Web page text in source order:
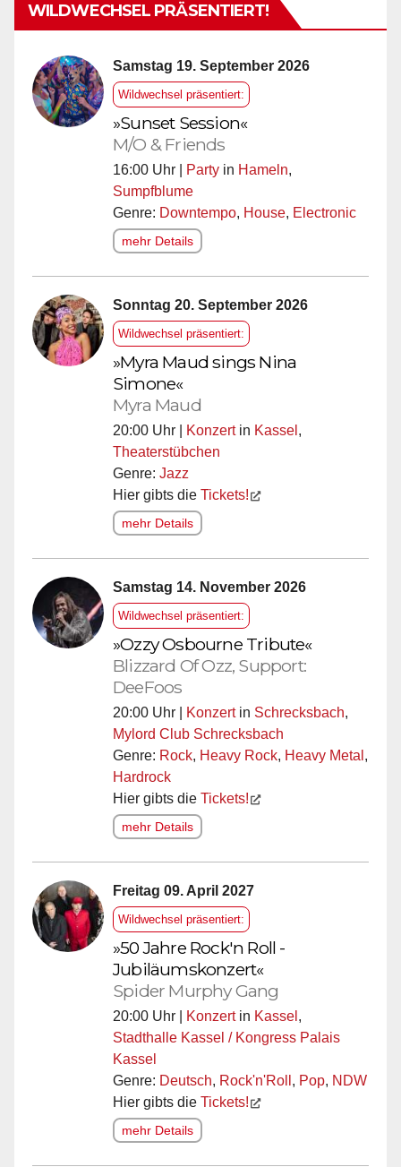
WILDWECHSEL PRÄSENTIERT!
Samstag 19. September 2026
Wildwechsel präsentiert:
»Sunset Session«
M/O & Friends
16:00 Uhr | Party in Hameln,
Sumpfblume
Genre: Downtempo, House, Electronic
mehr Details
Sonntag 20. September 2026
Wildwechsel präsentiert:
»Myra Maud sings Nina
Simone«
Myra Maud
20:00 Uhr | Konzertin Kassel ,
Theaterstübchen
Genre: Jazz
Hier gibts die Tickets!
mehr Details
Samstag 14. November 2026
Wildwechsel präsentiert:
»Ozzy Osbourne Tribute«
Blizzard Of Ozz, Support:
DeeFoos
20:00 Uhr | Konzertin Schrecksbach,
Mylord Club Schrecksbach
Genre: Rock, Heavy Rock, Heavy Metal ,
Hardrock
Hier gibts die Tickets!
mehr Details
Freitag 09. April 2027
Wildwechsel präsentiert:
»50 Jahre Rock'n Roll -
Jubiläumskonzert«
Spider Murphy Gang
20:00 Uhr | Konzertin Kassel ,
Stadthalle Kassel / Kongress Palais
Kassel
Genre: Deutsch, Rock'n'Roll , Pop, NDW
Hier gibts die Tickets!
mehr Details